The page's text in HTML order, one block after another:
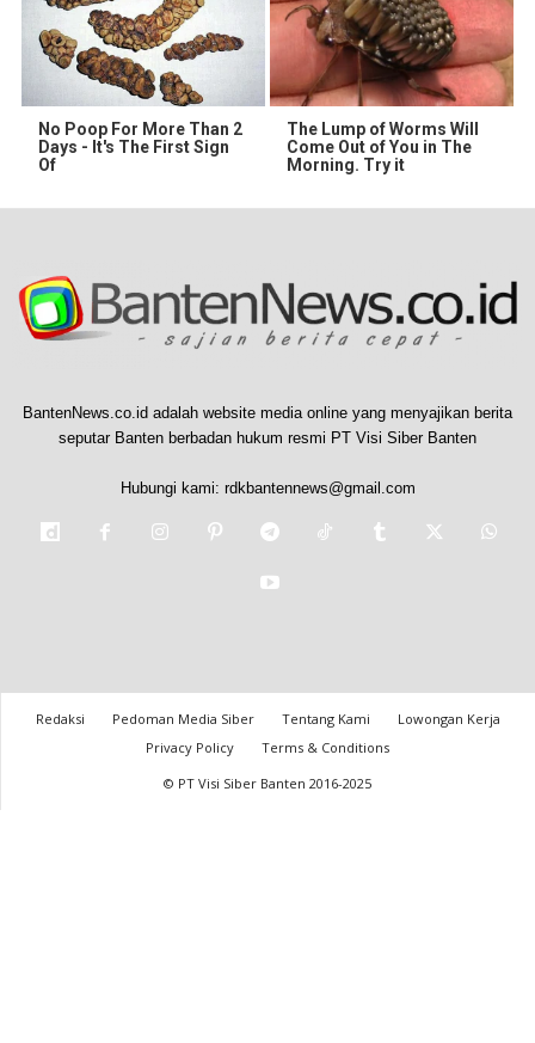
No Poop For More Than 2
Days - It's The First Sign
Of
The Lump of Worms Will
Come Out of You in The
Morning. Try it
BantenNews.co.id adalah website media online yang menyajikan berita
seputar Banten berbadan hukum resmi PT Visi Siber Banten
Hubungi kami: rdkbantennews@gmail.com
Redaksi Pedoman Media Siber Tentang Kami
Lowongan Kerja
Privacy Policy
Terms & Conditions
© PT Visi Siber Banten 2016-2025